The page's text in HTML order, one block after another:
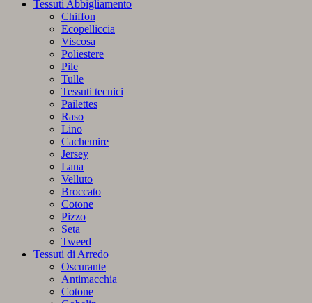
Tessuti Abbigliamento
Chiffon
Ecopelliccia
Viscosa
Poliestere
Pile
Tulle
Tessuti tecnici
Pailettes
Raso
Lino
Cachemire
Jersey
Lana
Velluto
Broccato
Cotone
Pizzo
Seta
Tweed
Tessuti di Arredo
Oscurante
Antimacchia
Cotone